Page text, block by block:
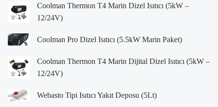
Coolman Thermon T4 Marin Dizel Isıtıcı (5kW –
12/24V)
Coolman Pro Dizel Isıtıcı (5.5kW Marin Paket)
Coolman Thermon T4 Marin Dijital Dizel Isıtıcı (5kW –
12/24V)
Webasto Tipi Isıtıcı Yakıt Deposu (5Lt)